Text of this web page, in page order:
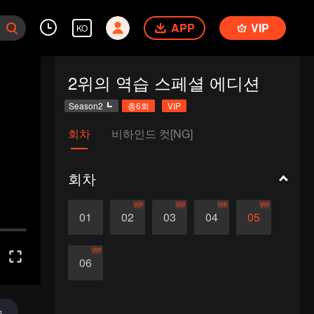
KO APP VIP
2위의 역습 스페셜 에디션
Season2 총6회 VIP
회차 비하인드 컷[NG]
회차
01 02
VIP
03
VIP
04
VIP
05
VIP
06
VIP